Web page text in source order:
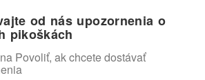
od nás upozornenia o
pikoškách
Povoliť, ak chcete dostávať